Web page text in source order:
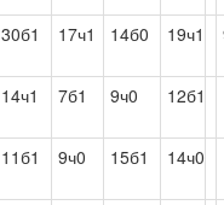
30б1 17ч1 14б0 19ч1
14ч1 7б1 9ч0 12б1
11б1 9ч0 15б1 14ч0